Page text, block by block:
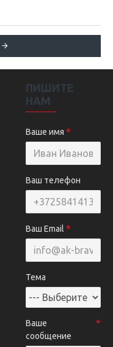
ПИШИТЕ
НАМ
Ваше имя
Ваш телефон
Ваш Email
Тема
Ваше
сообщение